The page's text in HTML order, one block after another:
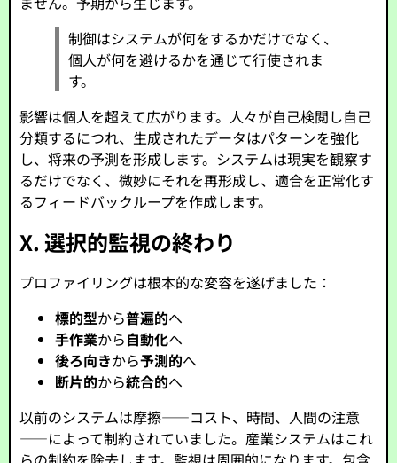
制御はシステムが何をするかだけでなく、
個人が何を避けるかを通じて行使されま
す。
影響は個人を超えて広がります。人々が自己検閲し自己
分類するにつれ、生成されたデータはパターンを強化
し、将来の予測を形成します。システムは現実を観察す
るだけでなく、微妙にそれを再形成し、適合を正常化す
るフィードバックループを作成します。
X. 選択的監視の終わり
プロファイリングは根本的な変容を遂げました：
標的型から普遍的へ
手作業から自動化へ
後ろ向きから予測的へ
断片的から統合的へ
以前のシステムは摩擦——コスト、時間、人間の注意
——によって制約されていました。産業システムはこれ